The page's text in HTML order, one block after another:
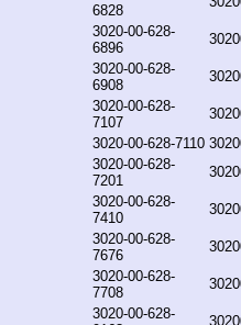
6828
3020-00-628-
6896
3020-00-628-
6908
3020-00-628-
7107
3020-00-628-7110
3020-00-628-
7201
3020-00-628-
7410
3020-00-628-
7676
3020-00-628-
7708
3020-00-628-